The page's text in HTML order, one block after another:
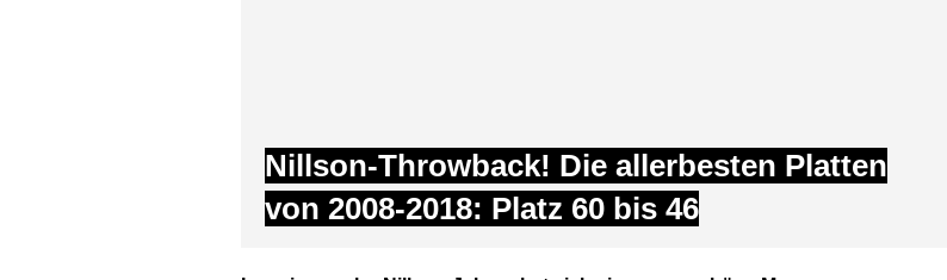
Nillson-Throwback! Die allerbesten Platten
von 2008-2018: Platz 60 bis 46